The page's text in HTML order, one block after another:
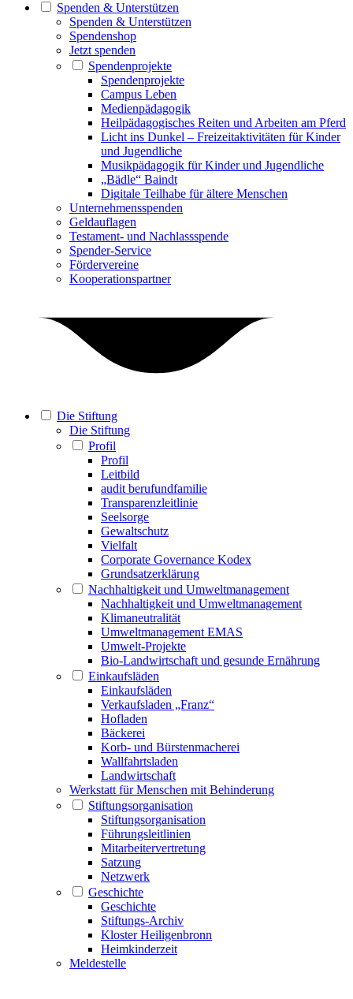
Spenden & Unterstützen
Spenden & Unterstützen
Spendenshop
Jetzt spenden
Spendenprojekte
Spendenprojekte
Campus Leben
Medienpädagogik
Heilpädagogisches Reiten und Arbeiten am Pferd
Licht ins Dunkel – Freizeitaktivitäten für Kinder
und Jugendliche
Musikpädagogik für Kinder und Jugendliche
„Bädle“ Baindt
Digitale Teilhabe für ältere Menschen
Unternehmensspenden
Geldauflagen
Testament- und Nachlassspende
Spender-Service
Fördervereine
Kooperationspartner
Die Stiftung
Die Stiftung
Profil
Profil
Leitbild
audit berufundfamilie
Transparenzleitlinie
Seelsorge
Gewaltschutz
Vielfalt
Corporate Governance Kodex
Grundsatzerklärung
Nachhaltigkeit und Umweltmanagement
Nachhaltigkeit und Umweltmanagement
Klimaneutralität
Umweltmanagement EMAS
Umwelt-Projekte
Bio-Landwirtschaft und gesunde Ernährung
Einkaufsläden
Einkaufsläden
Verkaufsladen „Franz“
Hofladen
Bäckerei
Korb- und Bürstenmacherei
Wallfahrtsladen
Landwirtschaft
Werkstatt für Menschen mit Behinderung
Stiftungsorganisation
Stiftungsorganisation
Führungsleitlinien
Mitarbeitervertretung
Satzung
Netzwerk
Geschichte
Geschichte
Stiftungs-Archiv
Kloster Heiligenbronn
Heimkinderzeit
Meldestelle